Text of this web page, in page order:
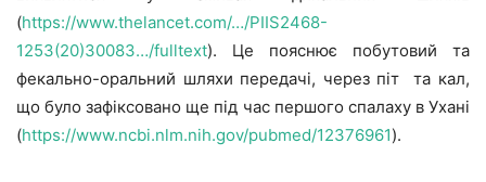
(https://www.thelancet.com/…/PIIS2468-
1253(20)30083…/fulltext). Це пояснює побутовий та
фекально-оральний шляхи передачі, через піт та кал,
що було зафіксовано ще під час першого спалаху в Ухані
(https://www.ncbi.nlm.nih.gov/pubmed/12376961).